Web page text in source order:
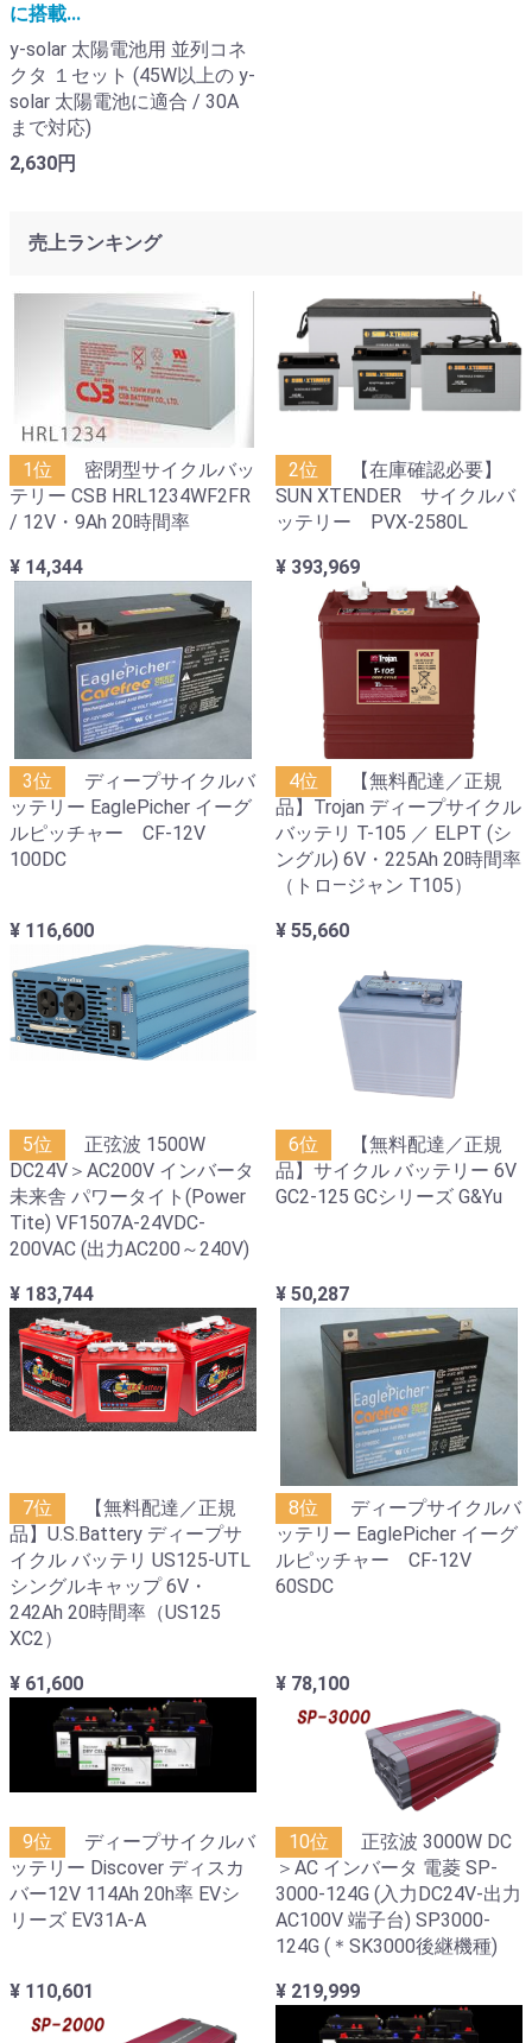
に搭載...
y-solar 太陽電池用 並列コネ
クタ １セット (45W以上の y-
solar 太陽電池に適合 / 30A
まで対応)
2,630円
売上ランキング
1位
密閉型サイクルバッ
テリー CSB HRL1234WF2FR
/ 12V・9Ah 20時間率
¥ 14,344
2位
【在庫確認必要】
SUN XTENDER サイクルバ
ッテリー PVX-2580L
¥ 393,969
3位
ディープサイクルバ
ッテリー EaglePicher イーグ
ルピッチャー CF-12V
100DC
¥ 116,600
4位
【無料配達／正規
品】Trojan ディープサイクル
バッテリ T-105 ／ ELPT (シ
ングル) 6V・225Ah 20時間率
（トロ―ジャン T105）
¥ 55,660
5位
正弦波 1500W
DC24V＞AC200V インバータ
未来舎 パワータイト(Power
Tite) VF1507A-24VDC-
200VAC (出力AC200～240V)
¥ 183,744
6位
【無料配達／正規
品】サイクル バッテリー 6V
GC2-125 GCシリーズ G&Yu
¥ 50,287
7位
【無料配達／正規
品】U.S.Battery ディープサ
イクル バッテリ US125-UTL
シングルキャップ 6V・
242Ah 20時間率（US125
XC2）
¥ 61,600
8位
ディープサイクルバ
ッテリー EaglePicher イーグ
ルピッチャー CF-12V
60SDC
¥ 78,100
9位
ディープサイクルバ
ッテリー Discover ディスカ
バー12V 114Ah 20h率 EVシ
リーズ EV31A-A
¥ 110,601
10位
正弦波 3000W DC
＞AC インバータ 電菱 SP-
3000-124G (入力DC24V-出力
AC100V 端子台) SP3000-
124G (＊SK3000後継機種)
¥ 219,999